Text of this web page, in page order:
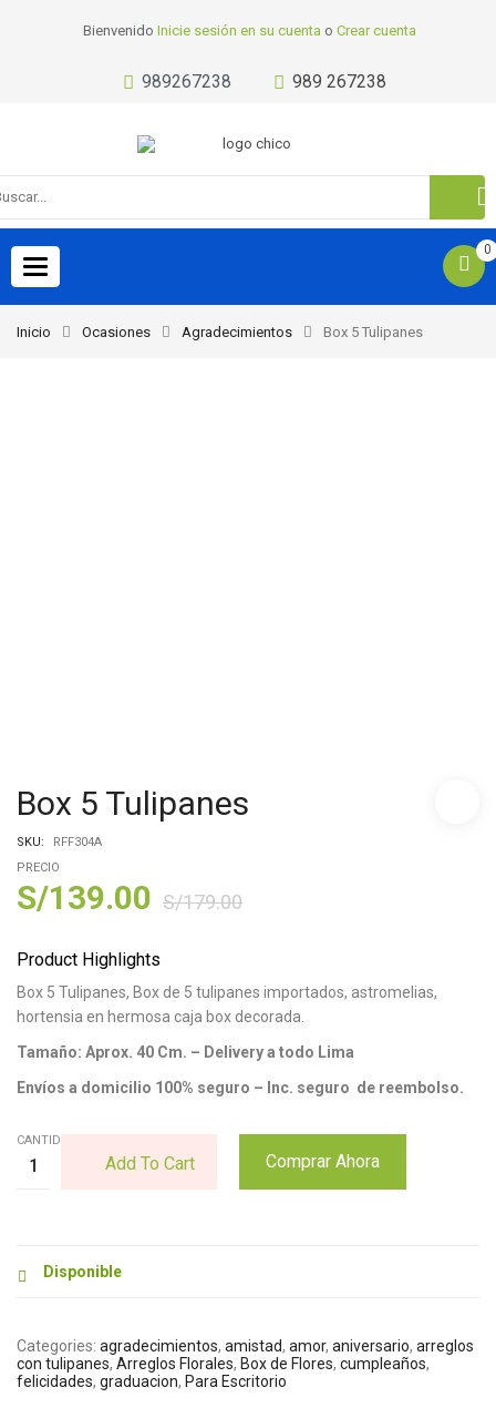
Bienvenido Inicie sesión en su cuenta o Crear cuenta
989267238 989 267238
Toggle
navigation
0
Inicio Ocasiones Agradecimientos Box 5 Tulipanes
Box 5 Tulipanes
SKU:
RFF304A
PRECIO
S/179.00
S/139.00
Product Highlights
Box 5 Tulipanes, Box de 5 tulipanes importados, astromelias,
hortensia en hermosa caja box decorada.
Tamaño: Aprox. 40 Cm. – Delivery a todo Lima
Envíos a domicilio 100% seguro – Inc. seguro de reembolso.
CANTIDAD:
Add To Cart Comprar Ahora
Disponible
Categories: agradecimientos, amistad, amor, aniversario, arreglos
con tulipanes, Arreglos Florales, Box de Flores, cumpleaños,
felicidades, graduacion, Para Escritorio